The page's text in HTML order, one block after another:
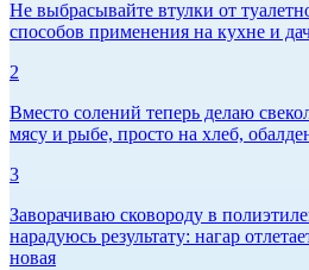
Не выбрасывайте втулки от
способов применения на кухне и
2
Вместо солений теперь делаю
мясу и рыбе, просто на хлеб,
3
Заворачиваю сковороду в
нарадуюсь результату: нагар
новая